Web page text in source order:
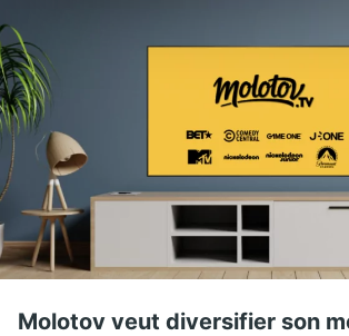
Molotov veut diversifier son